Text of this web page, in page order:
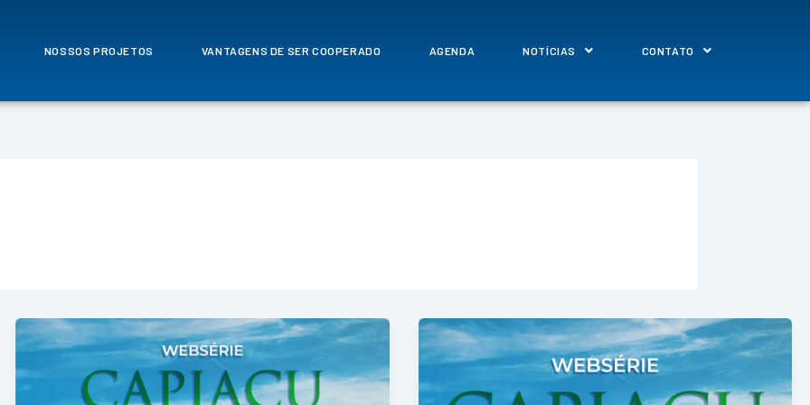
NOSSOS PROJETOS VANTAGENS DE SER COOPERADO AGENDA NOTÍCIAS CONTATO